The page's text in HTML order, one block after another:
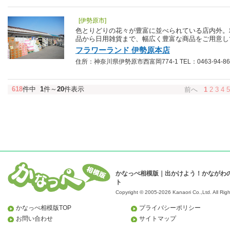
[伊勢原市]
色とりどりの花々が豊富に並べられている店内外
品から日用雑貨まで、幅広く豊富な商品をご用意
フラワーランド 伊勢原本店
住所：神奈川県伊勢原市西富岡774-1 TEL：0463-94-
618件中 1件～ 20件表示 前へ 1 2 3 4 5
かなっぺ相模版｜出かけよう！かながわ
ト
Copyright © 2005-2026 Kanaori Co.,Ltd. All
かなっぺ相模版TOP
お問い合わせ
プライバシーポリシー
サイトマップ